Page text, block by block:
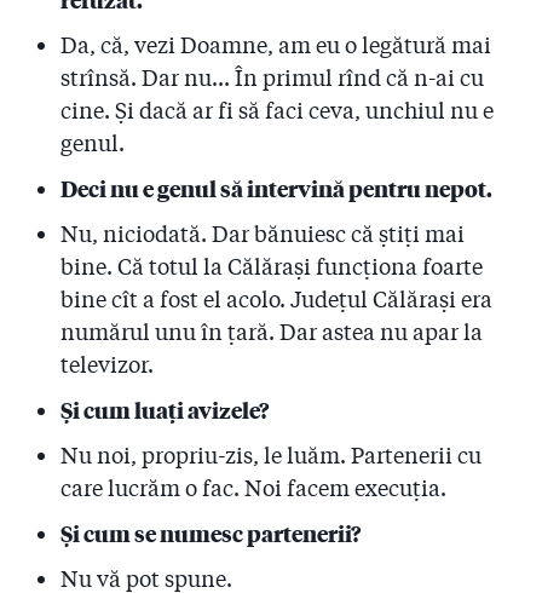
Da, că, vezi Doamne, am eu o legătură mai
strînsă. Dar nu... În primul rînd că n-ai cu
cine. Şi dacă ar fi să faci ceva, unchiul nu e
genul.
Deci nu e genul să intervină pentru nepot.
Nu, niciodată. Dar bănuiesc că ştiţi mai
bine. Că totul la Călăraşi funcţiona foarte
bine cît a fost el acolo. Judeţul Călăraşi era
numărul unu în ţară. Dar astea nu apar la
televizor.
Și cum luați avizele?
Nu noi, propriu-zis, le luăm. Partenerii cu
care lucrăm o fac. Noi facem execuția.
Și cum se numesc partenerii?
Nu vă pot spune.